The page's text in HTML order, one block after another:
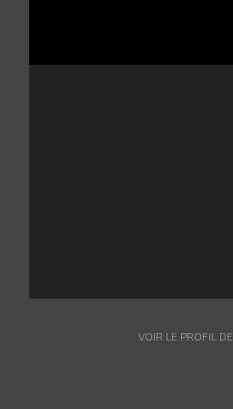
VOIR LE PROFIL DE